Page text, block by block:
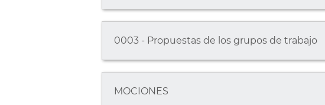
0003 - Propuestas de los grupos de trabajo
MOCIONES